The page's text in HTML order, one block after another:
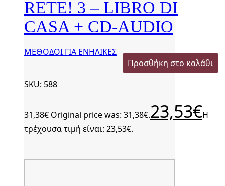
RETE! 3 – LIBRO DI
CASA + CD-AUDIO
ΜΕΘΟΔΟΙ ΓΙΑ ΕΝΗΛΙΚΕΣ
Προσθήκη στο καλάθι
SKU: 588
31,38€ Original price was: 31,38€.23,53€Η
τρέχουσα τιμή είναι: 23,53€.